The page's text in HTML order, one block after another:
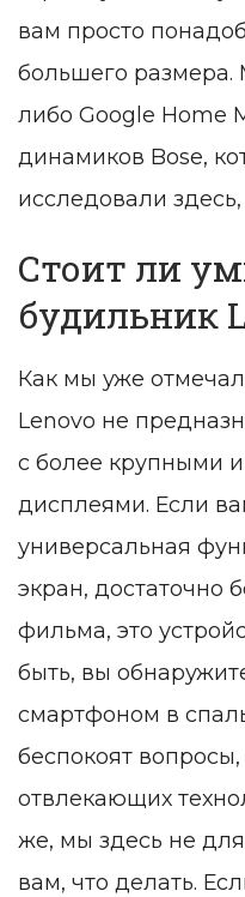
вам просто
большего
либо Google Home
динамиков Bose,
исследовали
Стоит ли
будильник
Как мы уже
Lenovo не
с более крупными
дисплеями. Если
универсальная
экран, достаточно
фильма, это
быть, вы
смартфоном в
беспокоят
отвлекающих
же, мы здесь не для
вам, что делать.